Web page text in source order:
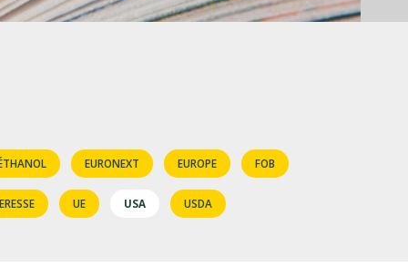
EURONEXT EUROPE FOB
UE USA USDA